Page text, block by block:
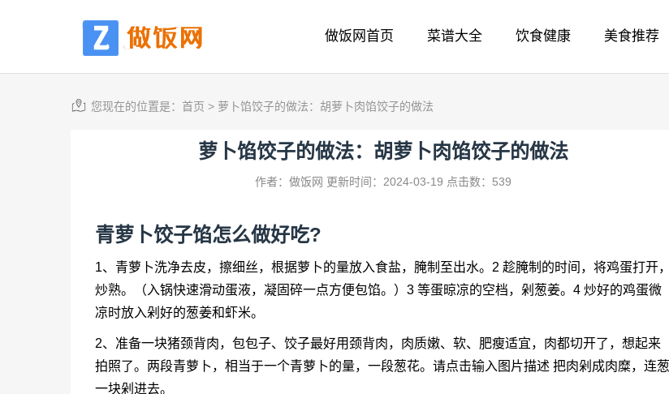
做饭网首页 菜谱大全 饮食健康 美食推荐
您现在的位置是： 首页 > 萝卜馅饺子的做法：胡萝卜肉馅饺子的做法
萝卜馅饺子的做法：胡萝卜肉馅饺子的做法
作者：做饭网 更新时间：2024-03-19 点击数：539
青萝卜饺子馅怎么做好吃?
1、青萝卜洗净去皮，擦细丝，根据萝卜的量放入食盐，腌制至出水。2 趁腌制的时间，将鸡蛋打开，
炒熟。（入锅快速滑动蛋液，凝固碎一点方便包馅。）3 等蛋晾凉的空档，剁葱姜。4 炒好的鸡蛋微
凉时放入剁好的葱姜和虾米。
2、准备一块猪颈背肉，包包子、饺子最好用颈背肉，肉质嫩、软、肥瘦适宜，肉都切开了，想起来
拍照了。两段青萝卜，相当于一个青萝卜的量，一段葱花。请点击输入图片描述 把肉剁成肉糜，连葱
一块剁进去。